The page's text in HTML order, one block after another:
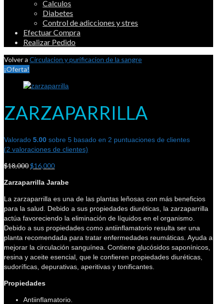
Calculos
Diabetes
Control de adicciones y stres
Efectuar Compra
Realizar Pedido
Volver a Circulacion y purificacion de la sangre
¡Oferta!
ZARZAPARRILLA
Valorado 5.00 sobre 5 basado en 2 puntuaciones de clientes
(2 valoraciones de clientes)
$18,000$16,000
Zarzaparrilla Jarabe
La zarzaparrilla es una de las plantas leñosas con más beneficios
para la salud. Debido a sus propiedades diuréticas, la zarzaparrilla
actúa favoreciendo la eliminación de líquidos en el organismo.
Debido a sus propiedades como antiinflamatorio resulta ser una
planta recomendada para tratar enfermedades reumáticas. Ayuda a
mejorar la circulación sanguínea. Contiene glucósidos saponínicos,
resina y aceite esencial, que le confieren propiedades diuréticas,
sudoríficas, depurativas, aperitivas y tonificantes.
Propiedades
Antiinflamatorio.